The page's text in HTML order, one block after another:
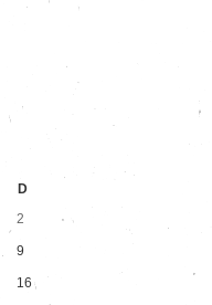
D
2
9
16